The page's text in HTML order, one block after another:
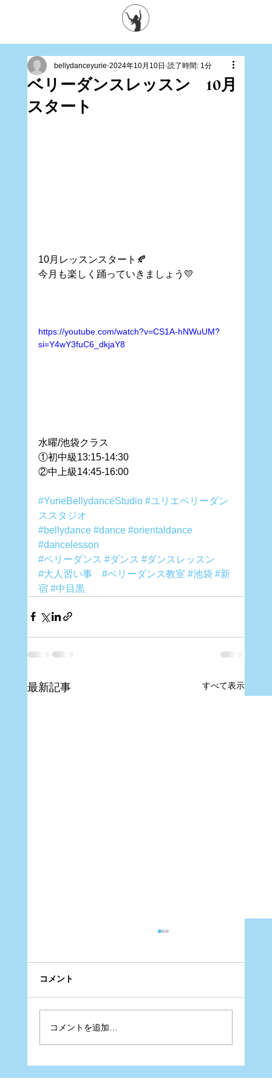
ベリーダンスレッスン 10月
スタート
bellydanceyurie 2024年10月10日 読了時間: 1分
10月レッスンスタート🍂
今月も楽しく踊っていきましょう💛
https://youtube.com/watch?v=CS1A-hNWuUM?
si=Y4wY3fuC6_dkjaY8
水曜/池袋クラス
①初中級13:15-14:30
②中上級14:45-16:00
#YurieBellydanceStudio #ユリエベリーダン
ススタジオ
#bellydance #dance #orientaldance
#dancelesson
#ベリーダンス #ダンス #ダンスレッスン
#大人習い事
#ベリーダンス教室 #池袋 #新
宿 #中目黒
最新記事 すべて表示
コメント
コメントを追加…